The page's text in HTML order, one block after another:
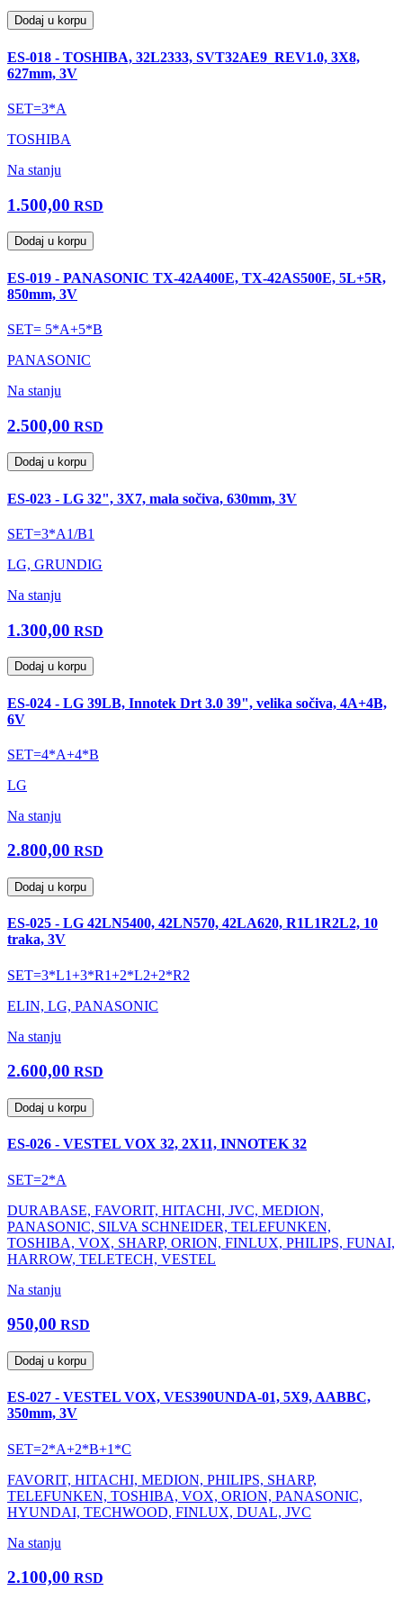
Dodaj u korpu
ES-018 - TOSHIBA, 32L2333, SVT32AE9_REV1.0, 3X8,
627mm, 3V
SET=3*A
TOSHIBA
Na stanju
1.500,00 RSD
Dodaj u korpu
ES-019 - PANASONIC TX-42A400E, TX-42AS500E, 5L+5R,
850mm, 3V
SET= 5*A+5*B
PANASONIC
Na stanju
2.500,00 RSD
Dodaj u korpu
ES-023 - LG 32", 3X7, mala sočiva, 630mm, 3V
SET=3*A1/B1
LG, GRUNDIG
Na stanju
1.300,00 RSD
Dodaj u korpu
ES-024 - LG 39LB, Innotek Drt 3.0 39", velika sočiva, 4A+4B,
6V
SET=4*A+4*B
LG
Na stanju
2.800,00 RSD
Dodaj u korpu
ES-025 - LG 42LN5400, 42LN570, 42LA620, R1L1R2L2, 10
traka, 3V
SET=3*L1+3*R1+2*L2+2*R2
ELIN, LG, PANASONIC
Na stanju
2.600,00 RSD
Dodaj u korpu
ES-026 - VESTEL VOX 32, 2X11, INNOTEK 32
SET=2*A
DURABASE, FAVORIT, HITACHI, JVC, MEDION,
PANASONIC, SILVA SCHNEIDER, TELEFUNKEN,
TOSHIBA, VOX, SHARP, ORION, FINLUX, PHILIPS, FUNAI,
HARROW, TELETECH, VESTEL
Na stanju
950,00 RSD
Dodaj u korpu
ES-027 - VESTEL VOX, VES390UNDA-01, 5X9, AABBC,
350mm, 3V
SET=2*A+2*B+1*C
FAVORIT, HITACHI, MEDION, PHILIPS, SHARP,
TELEFUNKEN, TOSHIBA, VOX, ORION, PANASONIC,
HYUNDAI, TECHWOOD, FINLUX, DUAL, JVC
Na stanju
2.100,00 RSD